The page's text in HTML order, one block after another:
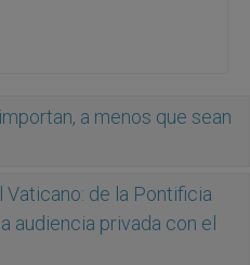
a menos que sean
Vaticano: de la Pontificia
audiencia privada con el